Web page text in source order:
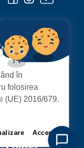
SATU MARE
în
folosirea
(UE) 2016/679.
Accept